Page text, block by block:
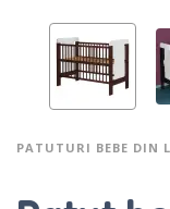
PATUTURI BEBE DIN